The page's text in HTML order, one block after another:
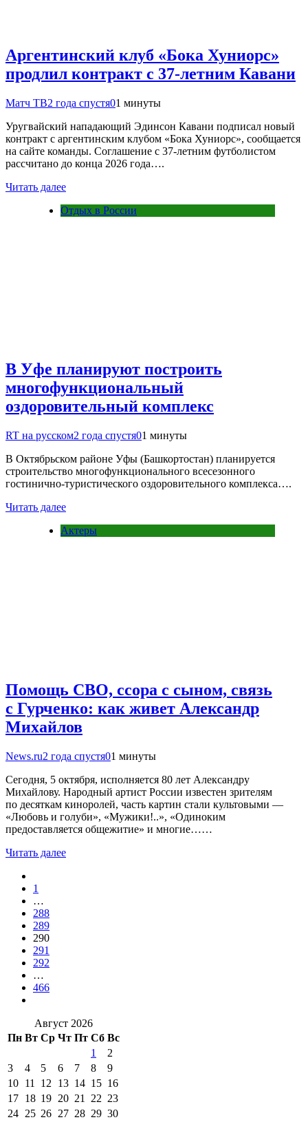
Аргентинский клуб «Бока Хуниорс»
продлил контракт с 37‑летним Кавани
Матч ТВ2 года спустя01 минуты
Уругвайский нападающий Эдинсон Кавани подписал новый
контракт с аргентинским клубом «Бока Хуниорс», сообщается
на сайте команды. Соглашение с 37‑летним футболистом
рассчитано до конца 2026 года….
Читать далее
Отдых в России
В Уфе планируют построить
многофункциональный
оздоровительный комплекс
RT на русском2 года спустя01 минуты
В Октябрьском районе Уфы (Башкортостан) планируется
строительство многофункционального всесезонного
гостинично-туристического оздоровительного комплекса….
Читать далее
Актеры
Помощь СВО, ссора с сыном, связь
с Гурченко: как живет Александр
Михайлов
News.ru2 года спустя01 минуты
Сегодня, 5 октября, исполняется 80 лет Александру
Михайлову. Народный артист России известен зрителям
по десяткам киноролей, часть картин стали культовыми —
«Любовь и голуби», «Мужики!..», «Одиноким
предоставляется общежитие» и многие……
Читать далее
1
…
288
289
290
291
292
…
466
Август 2026
Пн Вт Ср Чт Пт Сб Вс
1
2
3
4 5 6 7 8
9
10 11 12 13 14 15 16
17 18 19 20 21 22 23
24 25 26 27 28 29 30